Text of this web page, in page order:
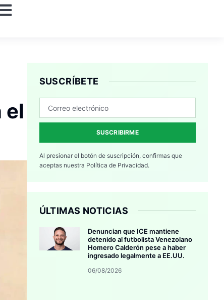
el
SUSCRÍBETE
SUSCRIBIRME
Al presionar el botón de suscripción, confirmas que
aceptas nuestra Política de Privacidad.
ÚLTIMAS NOTICIAS
Denuncian que ICE mantiene
detenido al futbolista Venezolano
Homero Calderón pese a haber
ingresado legalmente a EE.UU.
06/08/2026